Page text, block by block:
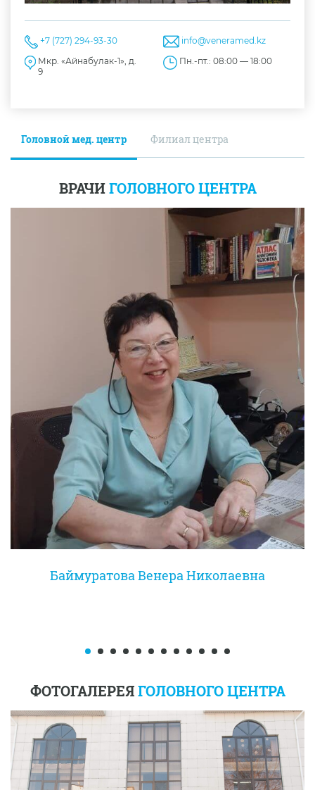
+7 (727) 294-93-30
info@veneramed.kz
Мкр. «Айнабулак-1», д.
9
Пн.-пт.: 08:00 — 18:00
Головной мед. центр Филиал центра
ВРАЧИГОЛОВНОГО ЦЕНТРА
Баймуратова Венера Николаевна
ФОТОГАЛЕРЕЯГОЛОВНОГО ЦЕНТРА